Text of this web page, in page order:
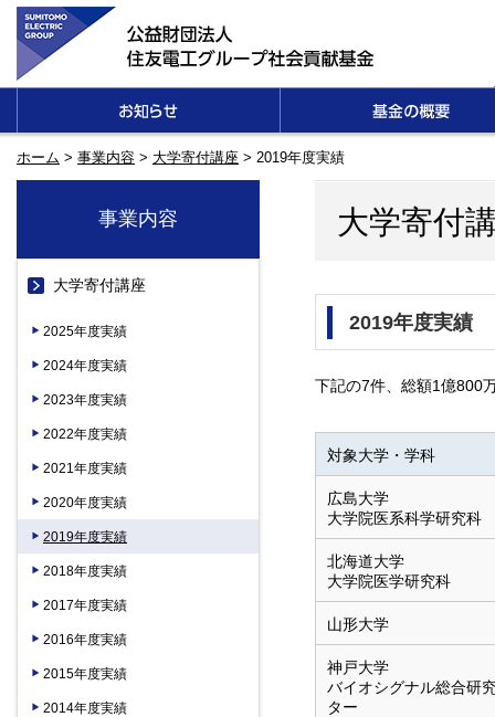
ホーム > 事業内容 > 大学寄付講座 > 2019年度実績
大学寄付
2019年度実績
下記の7件、総額1億800
対象大学・学科
広島大学
大学院医系科学研究科
北海道大学
大学院医学研究科
山形大学
神戸大学
バイオシグナル総合研
ター
事業内容
大学寄付講座
2025年度実績
2024年度実績
2023年度実績
2022年度実績
2021年度実績
2020年度実績
2019年度実績
2018年度実績
2017年度実績
2016年度実績
2015年度実績
2014年度実績